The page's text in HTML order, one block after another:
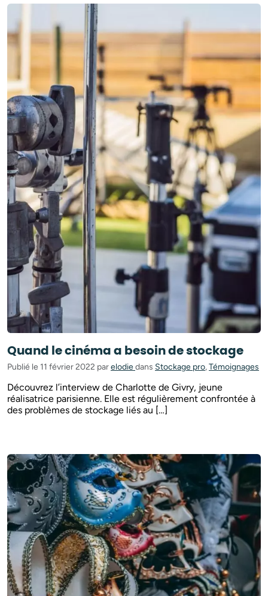
Quand le cinéma a besoin de stockage
Publié le 11 février 2022 parelodiedans Stockage pro,Témoignages
Découvrez l’interview de Charlotte de Givry, jeune
réalisatrice parisienne. Elle est régulièrement confrontée à
des problèmes de stockage liés au […]